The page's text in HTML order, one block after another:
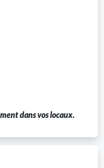
dans vos locaux.